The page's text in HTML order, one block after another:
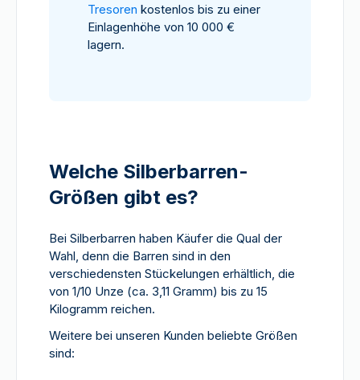
Tresoren kostenlos bis zu einer
Einlagenhöhe von 10 000 €
lagern.
Welche Silberbarren-
Größen gibt es?
Bei Silberbarren haben Käufer die Qual der
Wahl, denn die Barren sind in den
verschiedensten Stückelungen erhältlich, die
von 1/10 Unze (ca. 3,11 Gramm) bis zu 15
Kilogramm reichen.
Weitere bei unseren Kunden beliebte Größen
sind: